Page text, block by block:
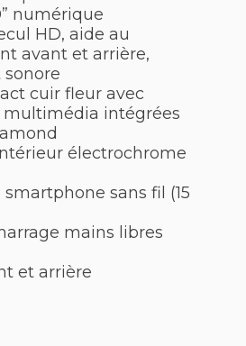
numérique
HD, aide au
avant et arrière,
cuir fleur avec
intégrées
électrochrome
sans fil (15
mains libres
et arrière